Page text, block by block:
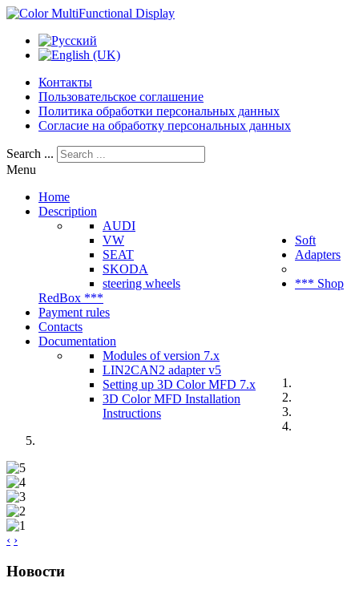
Контакты
Пользовательское соглашение
Политика обработки персональных данных
Согласие на обработку персональных данных
Search ...
Menu
Home
Description
AUDI
VW
SEAT
SKODA
Soft
Adapters
steering wheels
*** Shop
RedBox ***
Payment rules
Contacts
Documentation
Modules of version 7.x
LIN2CAN2 adapter v5
Setting up 3D Color MFD 7.x
3D Color MFD Installation
Instructions
‹ ›
Новости